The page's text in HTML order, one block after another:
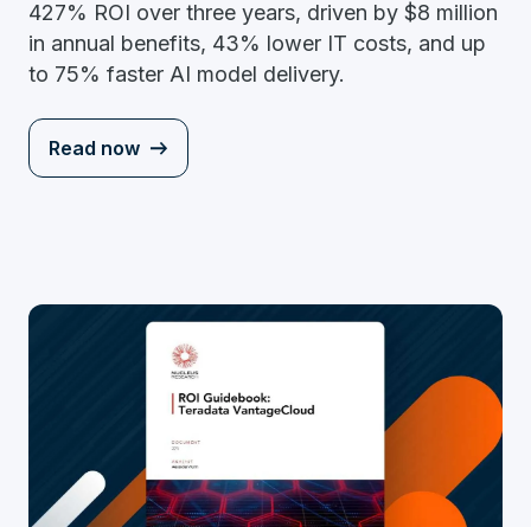
427% ROI over three years, driven by $8 million
in annual benefits, 43% lower IT costs, and up
to 75% faster AI model delivery.
Read now